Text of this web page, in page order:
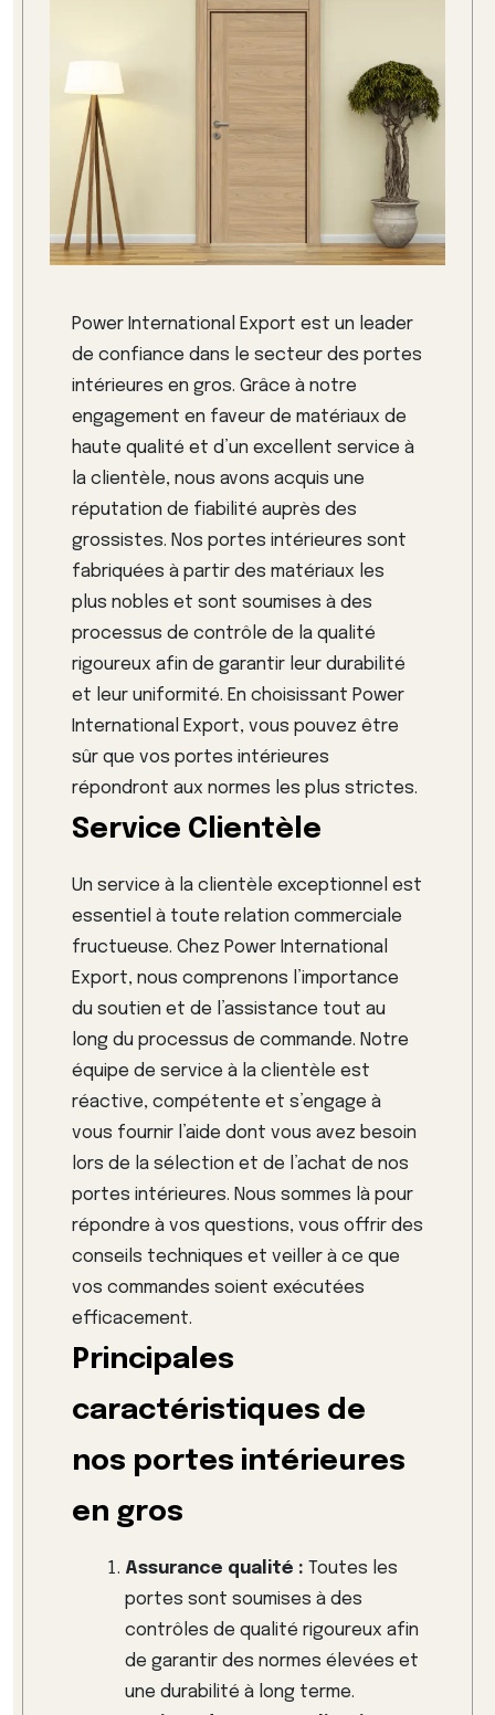
Power International Export est un leader
de confiance dans le secteur des portes
intérieures en gros. Grâce à notre
engagement en faveur de matériaux de
haute qualité et d’un excellent service à
la clientèle, nous avons acquis une
réputation de fiabilité auprès des
grossistes. Nos portes intérieures sont
fabriquées à partir des matériaux les
plus nobles et sont soumises à des
processus de contrôle de la qualité
rigoureux afin de garantir leur durabilité
et leur uniformité. En choisissant Power
International Export, vous pouvez être
sûr que vos portes intérieures
répondront aux normes les plus strictes.
Service Clientèle
Un service à la clientèle exceptionnel est
essentiel à toute relation commerciale
fructueuse. Chez Power International
Export, nous comprenons l’importance
du soutien et de l’assistance tout au
long du processus de commande. Notre
équipe de service à la clientèle est
réactive, compétente et s’engage à
vous fournir l’aide dont vous avez besoin
lors de la sélection et de l’achat de nos
portes intérieures. Nous sommes là pour
répondre à vos questions, vous offrir des
conseils techniques et veiller à ce que
vos commandes soient exécutées
efficacement.
Principales
caractéristiques de
nos portes intérieures
en gros
Assurance qualité : Toutes les
portes sont soumises à des
contrôles de qualité rigoureux afin
de garantir des normes élevées et
une durabilité à long terme.